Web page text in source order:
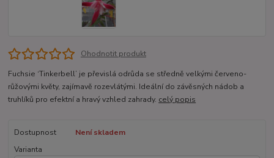
Ohodnotit produkt
Fuchsie ‘Tinkerbell’ je převislá odrůda se středně velkými červeno-
růžovými květy, zajímavě rozevlátými. Ideální do závěsných nádob a
truhlíků pro efektní a hravý vzhled zahrady. celý popis
Dostupnost
Není skladem
Varianta